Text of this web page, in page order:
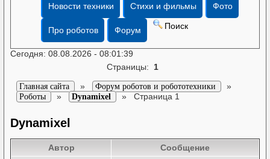
Новости техники Стихи и фильмы Фото
Про роботов Форум Поиск
Сегодня: 08.08.2026 - 08:01:39
Страницы: 1
Главная сайта » Форум роботов и робототехники »
Роботы » Dynamixel » Страница 1
Dynamixel
Автор Сообщение